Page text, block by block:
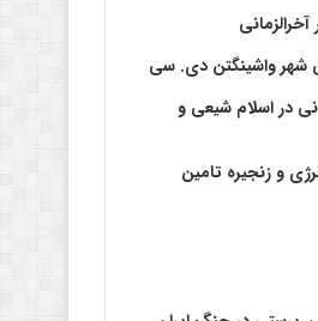
شهر واشينگتن دی. سی
در اسلام شیعی و
و زنجیره تامین